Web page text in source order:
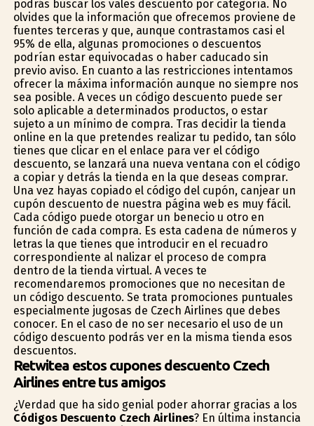
podrás buscar los vales descuento por categoría. No
olvides que la información que ofrecemos proviene de
fuentes terceras y que, aunque contrastamos casi el
95% de ella, algunas promociones o descuentos
podrían estar equivocadas o haber caducado sin
previo aviso. En cuanto a las restricciones intentamos
ofrecer la máxima información aunque no siempre nos
sea posible. A veces un código descuento puede ser
solo aplicable a determinados productos, o estar
sujeto a un mínimo de compra. Tras decidir la tienda
online en la que pretendes realizar tu pedido, tan sólo
tienes que clicar en el enlace para ver el código
descuento, se lanzará una nueva ventana con el código
a copiar y detrás la tienda en la que deseas comprar.
Una vez hayas copiado el código del cupón, canjear un
cupón descuento de nuestra página web es muy fácil.
Cada código puede otorgar un beneficio u otro en
función de cada compra. Es esta cadena de números y
letras la que tienes que introducir en el recuadro
correspondiente al finalizar el proceso de compra
dentro de la tienda virtual. A veces te
recomendaremos promociones que no necesitan de
un código descuento. Se trata promociones puntuales
especialmente jugosas de Czech Airlines que debes
conocer. En el caso de no ser necesario el uso de un
código descuento podrás ver en la misma tienda esos
descuentos.
Retwitea estos cupones descuento Czech
Airlines entre tus amigos
¿Verdad que ha sido genial poder ahorrar gracias a los
Códigos Descuento Czech Airlines? En última instancia